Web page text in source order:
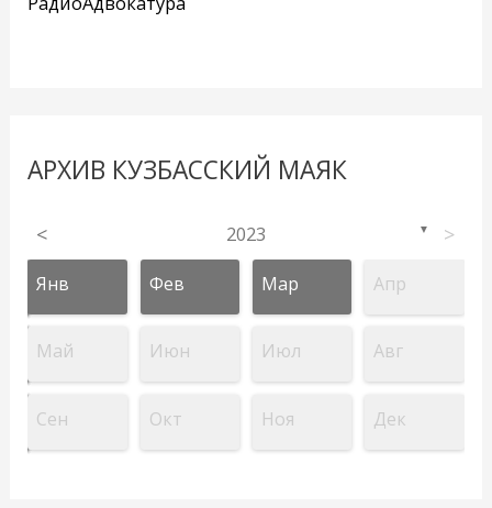
АРХИВ КУЗБАССКИЙ МАЯК
< 2023 ▼ >
Янв Фев Мар Апр
Май Июн Июл Авг
Сен Окт Ноя Дек